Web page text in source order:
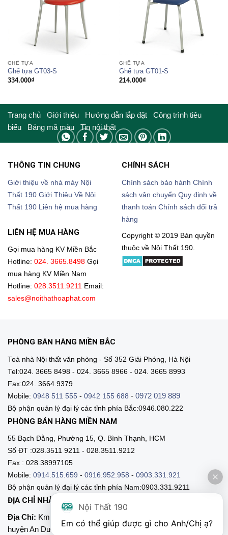
GHẾ TỰA
Ghế tựa GT03-S
334.000₫
GHẾ TỰA
Ghế tựa GT01-S
214.000₫
Trang chủ Giới thiệu Hướng dẫn lắp đặt Công trình tiêu
biểu
Bảng mã màu Tin nội thất
THÔNG TIN CHUNG
Giới thiệu về nhà máy Nội
Thất 190 Giới Thiệu Về Nội
Thất 190 Liên hệ mua hàng
CHÍNH SÁCH
Chính sách bảo hành Chính
sách vận chuyển Quy định về
thanh toán Chính sách đổi trả
hàng
LIÊN HỆ MUA HÀNG
Gọi mua hàng KV Miền Bắc
Hotline: 024. 3665.8498 Gọi
mua hàng KV Miền Nam
Hotline: 028.3511.9211 Email:
sales@noithathoaphat.com
Copyright © 2019 Bản quyền
thuộc về Nội Thất 190.
PHÒNG BÁN HÀNG MIỀN BẮC
Toà nhà Nội thất văn phòng - Số 352 Giải Phóng, Hà Nội
Tel:024. 3665 8498 - 024. 3665 8966 - 024. 3665 8993
Fax:024. 3664.9379
Mobile: 0948 511 555 - 0942 155 688 - 0972 019 889
Bộ phận quản lý đại lý các tỉnh phía Bắc:0946.080.222
PHÒNG BÁN HÀNG MIỀN NAM
55 Bạch Đằng, Phường 15, Q. Bình Thạnh, HCM
Số ĐT :028.3511 9211 - 028.3511.9212
Fax : 028.38997105
Mobile: 0914.515.659 - 0916.952.958 - 0903.331.921
Bộ phận quản lý đại lý các tỉnh phía Nam:0903.331.9211
ĐỊA CHỈ NHÀ MÁY SẢN XUẤT
Địa Chỉ: Km 89, Quốc lộ 5 , Thôn Mỹ Tranh, xã Nam Sơn,
huyện An Dương, Hải Phòng
Nội Thất 190